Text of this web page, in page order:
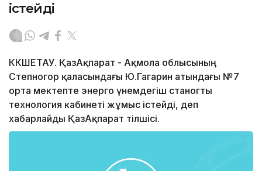
істейді
КӨКШЕТАУ. ҚазАқпарат - Ақмола облысының
Степногор қаласындағы Ю.Гагарин атындағы №7
орта мектепте энерго үнемдегіш станогты
технология кабинеті жұмыс істейді, деп
хабарлайды ҚазАқпарат тілшісі.